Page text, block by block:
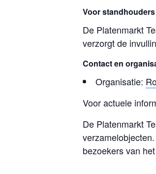
Voor standhouders
De Platenmarkt
verzorgt de
Contact en
Organisatie:
Voor actuele
De Platenmarkt
bezoekers van